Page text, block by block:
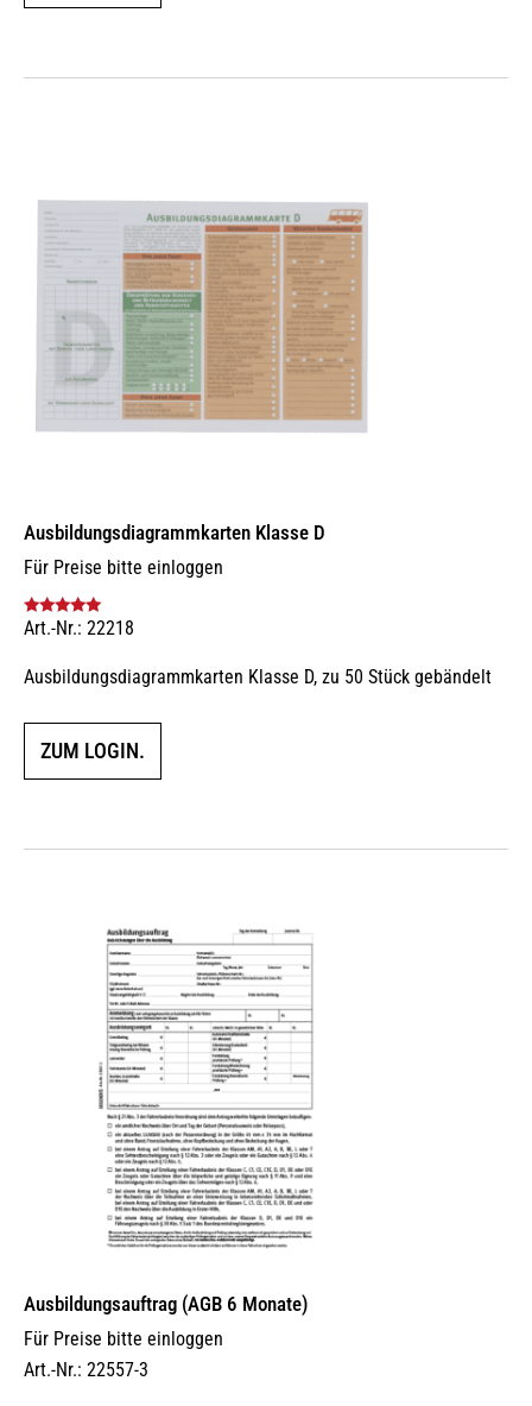
Ausbildungs­dia­gramm­karten Klasse D
Für Preise bitte einloggen
Bewertet mit
Art.-Nr.: 22218
Ausbildungsdiagrammkarten Klasse D, zu 50 Stück gebändelt
ZUM LOGIN.
Ausbildungsauftrag (AGB 6 Monate)
Für Preise bitte einloggen
Art.-Nr.: 22557-3